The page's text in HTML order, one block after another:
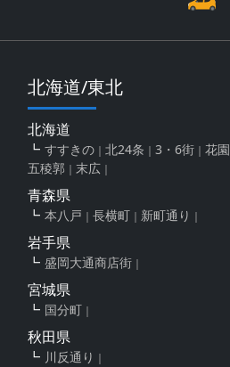
北海道/東北
北海道
すすきの 北24条 3・6街 花園
五稜郭
末広
青森県
本八戸 長横町 新町通り
岩手県
盛岡大通商店街
宮城県
国分町
秋田県
川反通り